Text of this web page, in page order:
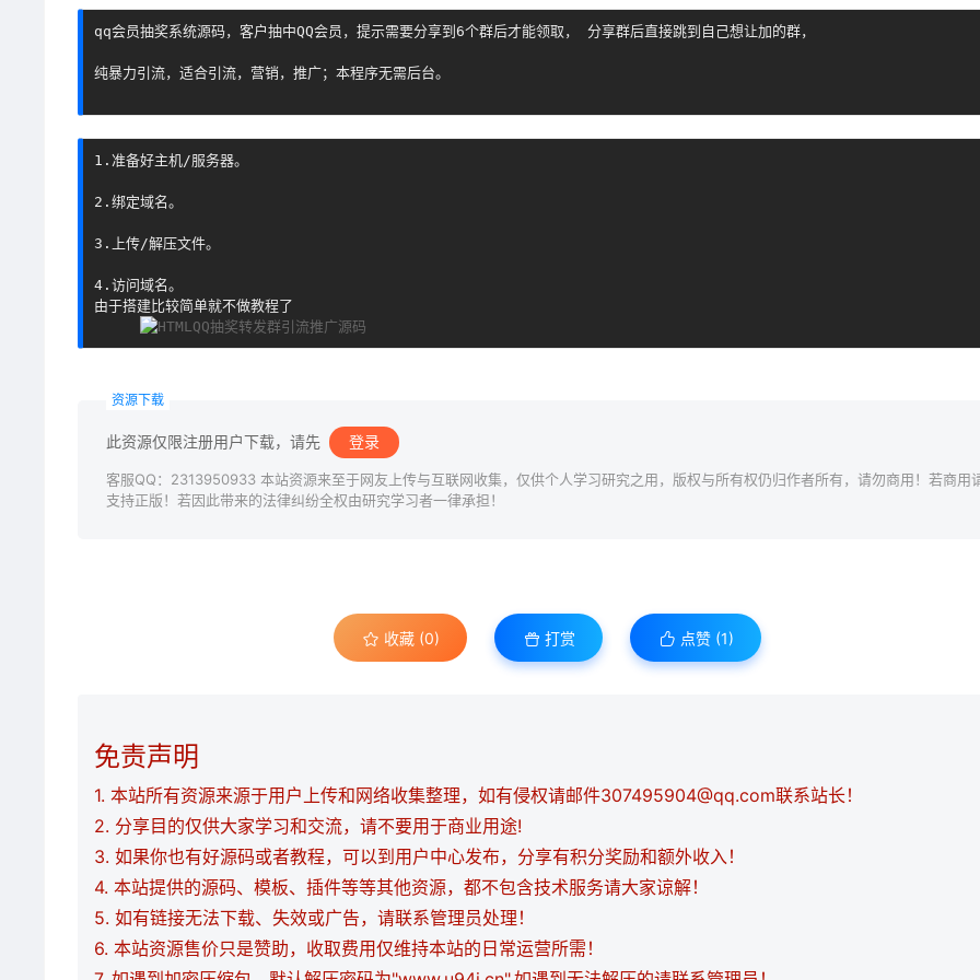
qq会员抽奖系统源码，客户抽中QQ会员，提示需要分享到6个群后才能领取， 分享群后直接跳到自己想让加的群，
纯暴力引流，适合引流，营销，推广；本程序无需后台。
1.准备好主机/服务器。
2.绑定域名。
3.上传/解压文件。
4.访问域名。
资源下载
此资源仅限注册用户下载，请先 登录
客服QQ：2313950933 本站资源来至于网友上传与互联网收集，仅供个人学习研究之用，版权与所有权仍归作者所有，请勿商用！若商用
支持正版！若因此带来的法律纠纷全权由研究学习者一律承担！
收藏 (0) 打赏 点赞 (1)
免责声明
1. 本站所有资源来源于用户上传和网络收集整理，如有侵权请邮件307495904@qq.com联系站长！
2. 分享目的仅供大家学习和交流，请不要用于商业用途!
3. 如果你也有好源码或者教程，可以到用户中心发布，分享有积分奖励和额外收入！
4. 本站提供的源码、模板、插件等等其他资源，都不包含技术服务请大家谅解！
5. 如有链接无法下载、失效或广告，请联系管理员处理！
6. 本站资源售价只是赞助，收取费用仅维持本站的日常运营所需！